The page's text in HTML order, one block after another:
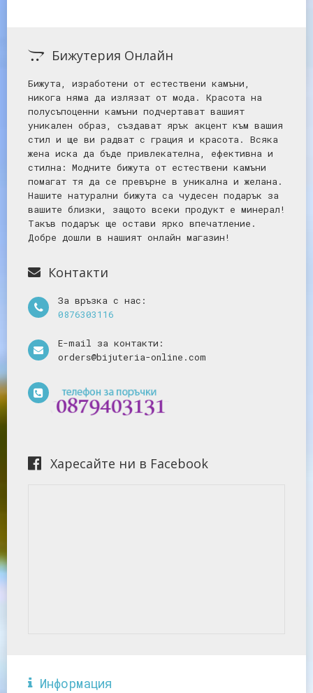
Бижутерия Онлайн
Бижута, изработени от естествени камъни,
никога няма да излязат от мода. Красота на
полусъпоценни камъни подчертават вашият
уникален образ, създават ярък акцент към вашия
стил и ще ви радват с грация и красота. Всяка
жена иска да бъде привлекателна, ефективна и
стилна: Mодните бижута от естествени камъни
помагат тя да се превърне в уникална и желана.
Нашите натурални бижута са чудесен подарък за
вашите близки, защото всеки продукт е минерал!
Такъв подарък ще остави ярко впечатление.
Добре дошли в нашият онлайн магазин!
Контакти
За връзка с нас:
0876303116
E-mail за контакти:
orders@bijuteria-online.com
Харесайте ни в Facebook
Информация